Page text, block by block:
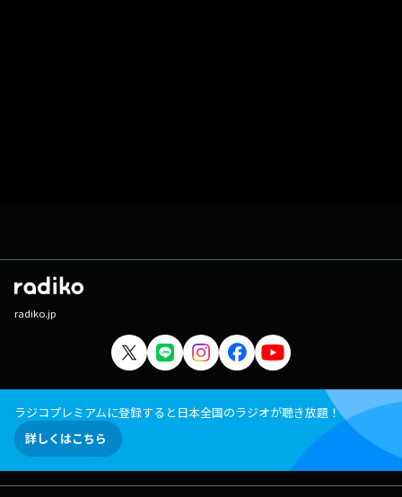
radiko.jp
ラジコプレミアムに登録すると日本全国のラジオが聴き放題！
詳しくはこちら